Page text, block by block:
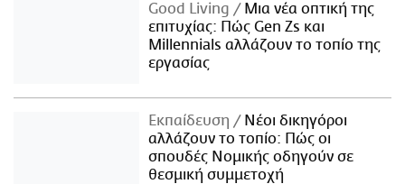
Good Living
Μια νέα οπτική της
επιτυχίας: Πώς Gen Zs και
Millennials αλλάζουν το τοπίο της
εργασίας
Εκπαίδευση
Νέοι δικηγόροι
αλλάζουν το τοπίο: Πώς οι
σπουδές Νομικής οδηγούν σε
θεσμική συμμετοχή